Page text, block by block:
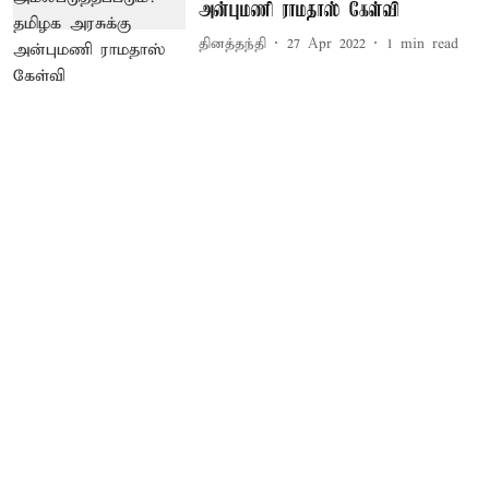
அன்புமணி ராமதாஸ் கேள்வி
தினத்தந்தி 27 Apr 2022 1 min read